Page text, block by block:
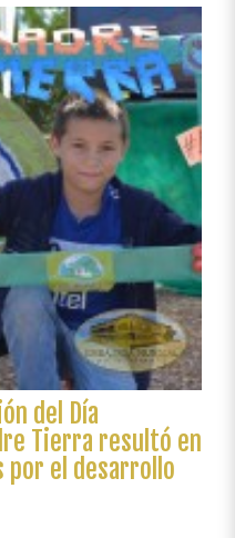
del Día
Tierra resultó en
por el desarrollo